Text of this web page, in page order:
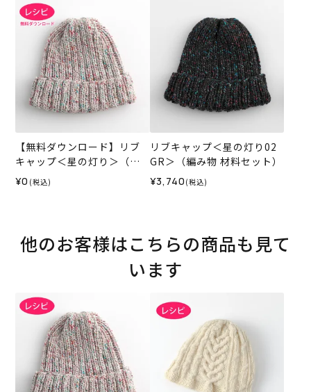
【無料ダウンロード】リブ
キャップ＜星の灯り＞（レ
シピ）
¥0 (税込)
リブキャップ＜星の灯り02
GR＞（編み物 材料セット）
¥3,740 (税込)
他のお客様はこちらの商品も見て
います